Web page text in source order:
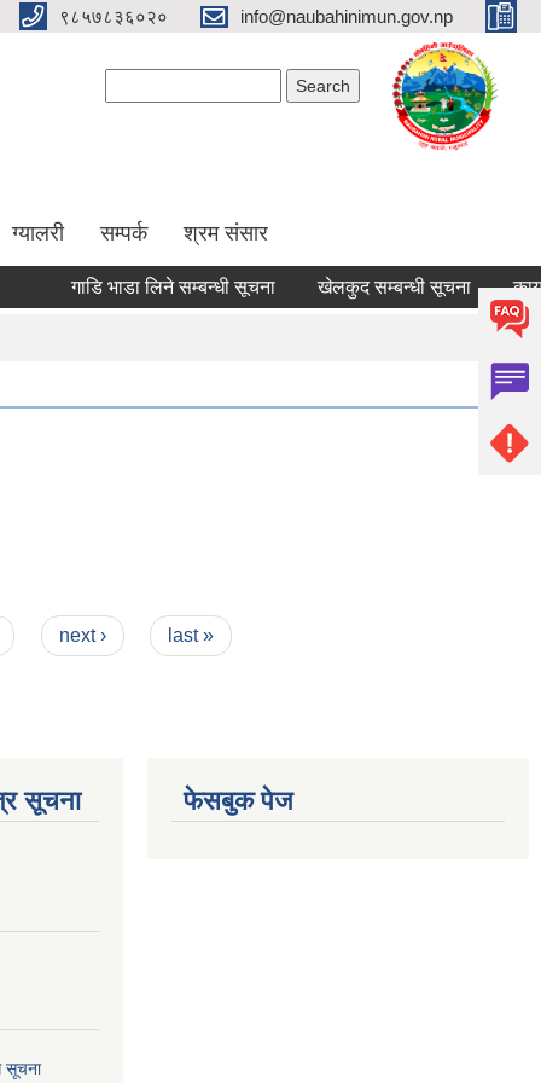
९८५७८३६०२० info@naubahinimun.gov.np
ग्यालरी सम्पर्क श्रम संसार
गाडि भाडा लिने सम्बन्धी सूचना खेलकुद सम्बन्धी सूचना
next › last »
सूचना
सूचना
फेसबुक पेज